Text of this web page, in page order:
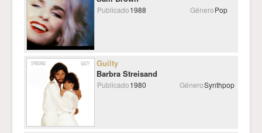
Publicado1988 GéneroPop
Guilty
Barbra Streisand
Publicado1980 GéneroSynthpop